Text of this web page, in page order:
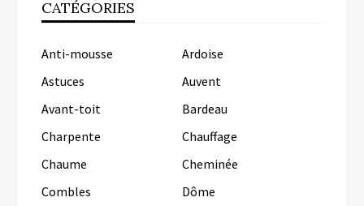
CATÉGORIES
Anti-mousse
Ardoise
Astuces
Auvent
Avant-toit
Bardeau
Charpente
Chauffage
Chaume
Cheminée
Combles
Dôme